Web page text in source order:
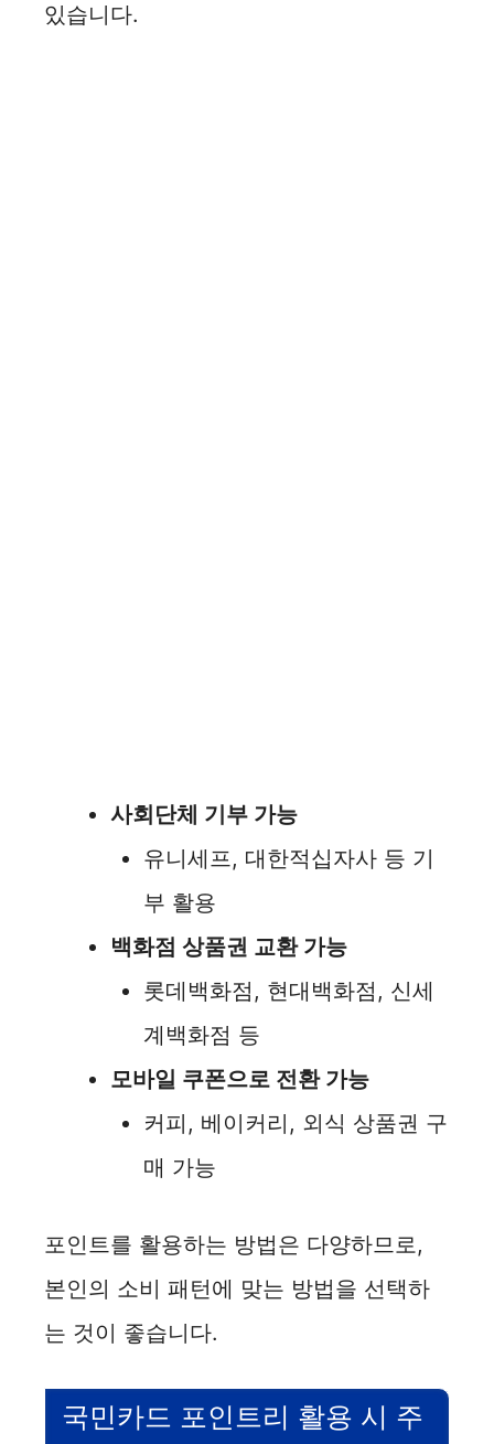
있습니다.
사회단체 기부 가능
유니세프, 대한적십자사 등 기
부 활용
백화점 상품권 교환 가능
롯데백화점, 현대백화점, 신세
계백화점 등
모바일 쿠폰으로 전환 가능
커피, 베이커리, 외식 상품권 구
매 가능
포인트를 활용하는 방법은 다양하므로,
본인의 소비 패턴에 맞는 방법을 선택하
는 것이 좋습니다.
국민카드 포인트리 활용 시 주